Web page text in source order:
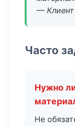
—
Часто
Нужно
Не